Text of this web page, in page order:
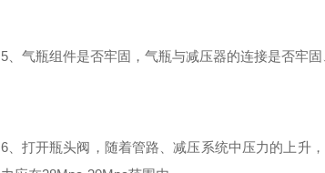
5、气瓶组件是否牢固，气瓶与减压器的连接是否牢固
6、打开瓶头阀，随着管路、减压系统中压力的上升